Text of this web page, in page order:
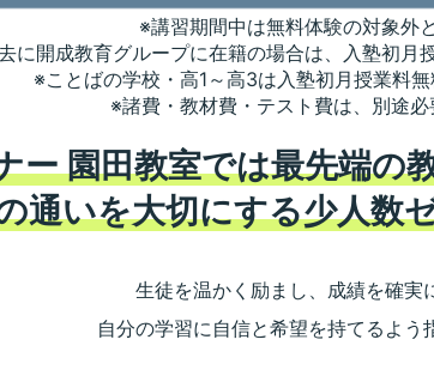
※講習期間中は無料体験の対象外
に開成教育グループに在籍の場合は、入塾初月
※ことばの学校・高1～高3は入塾初月授業料無
※諸費・教材費・テスト費は、別途必
ー 園田教室では最先端の
通いを大切にする少人数
生徒を温かく励まし、成績を確実
自分の学習に自信と希望を持てるよう